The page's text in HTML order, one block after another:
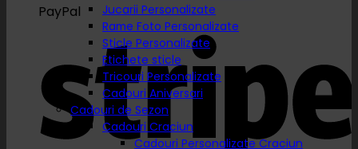
PayPal
Jucarii Personalizate
Rame Foto Personalizate
Sticle Personalizate
Etichete sticle
Tricouri Personalizate
Cadouri Aniversari
Cadouri de Sezon
Cadouri Craciun
Cadouri Personalizate Craciun